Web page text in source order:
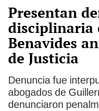
Presentan
disciplinaria
Benavides
de Justicia
Denuncia fue
abogados de
denunciaron